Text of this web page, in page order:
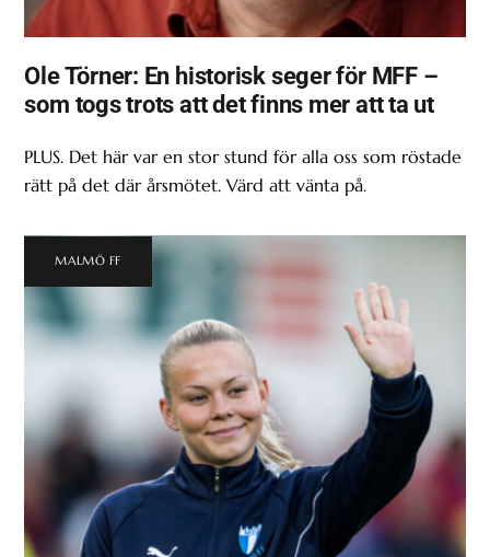
Ole Törner: En historisk seger för MFF –
som togs trots att det finns mer att ta ut
PLUS. Det här var en stor stund för alla oss som röstade
rätt på det där årsmötet. Värd att vänta på.
MALMÖ FF